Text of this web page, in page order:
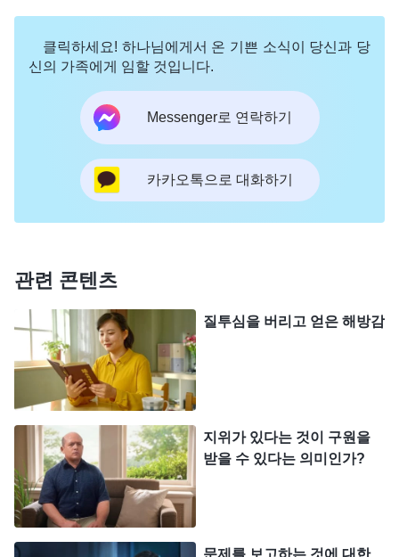
중점적으로 연습했으며, 형제자매들과는 하루만 리
허설하고 촬영을 준비했습니다. 사실 그 당시 저는
아직 준비가 덜 돼서 감독님께 촬영을 며칠 미뤄 달
라고 말씀드리고 싶었습니다. 하지만 남들이 베테랑
이면서 무슨 준비를 이렇게 오래 하냐며 얕잡아 볼까
봐 걱정되어 서둘러 촬영에 임했습니다. 그 결과, 촬
품을 드러내는 부분을 연기할 때 제가 좀 과장되게
표현하는 바람에, 주인공을 다소 부정적인 사람처럼
보이게 만들었습니다. 저는 눈앞이 캄캄해졌고, 마음
이 무거웠습니다. ‘어떻게 이렇게 심각한 문제가 생
길 수 있지? 만약 수정이 안 되면 재촬영해야 하고,
그럼 촬영 일정에 차질이 생길 텐데, 이건 내가 방해
하고 교란한 거잖아?’ 저는 두려워서 얼른 하나님께
기도드렸습니다. ‘하나님, 제가 큰 잘못을 저질렀습
니다. 저를 벌해 주십시오. 저는 지금 회개하고, 최선
을 다해 만회하기를 원합니다.” 곧바로 저는 다른 사
클릭하세요! 하나님에게서 온 기쁜 소식이 당신과 당
신의 가족에게 임할 것입니다.
Messenger로 연락하기
카카오톡으로 대화하기
관련 콘텐츠
질투심을 버리고 얻은 해방감
지위가 있다는 것이 구원을
받을 수 있다는 의미인가?
문제를 보고하는 것에 대한